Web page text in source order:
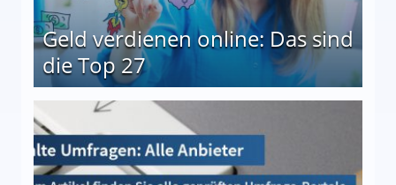
Geld verdienen online: Das sind
die Top 27